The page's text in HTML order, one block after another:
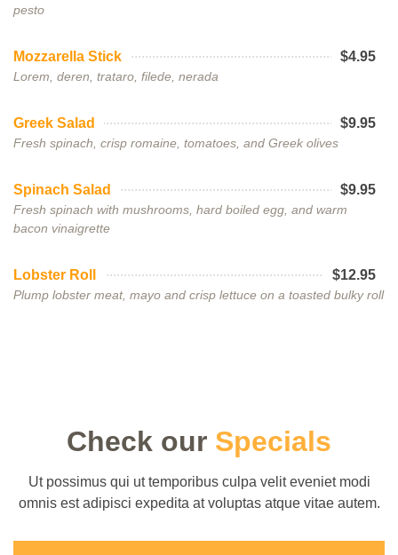
pesto
Mozzarella Stick $4.95
Lorem, deren, trataro, filede, nerada
Greek Salad $9.95
Fresh spinach, crisp romaine, tomatoes, and Greek olives
Spinach Salad $9.95
Fresh spinach with mushrooms, hard boiled egg, and warm
bacon vinaigrette
Lobster Roll $12.95
Plump lobster meat, mayo and crisp lettuce on a toasted bulky roll
Check our Specials
Ut possimus qui ut temporibus culpa velit eveniet modi
omnis est adipisci expedita at voluptas atque vitae autem.